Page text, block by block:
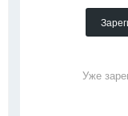
Уже